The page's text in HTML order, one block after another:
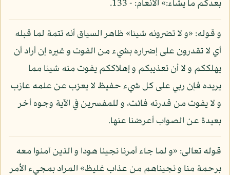
بعدكم ما يشاء:» الأنعام: - 133.
و قوله: «و لا تضرونه شيئا» ظاهر السياق أنه تتمة لما قبله
أي لا تقدرون على إضراره بشيء من الفوت و غيره إن أراد أن
يهلككم و لا أن تعذيبكم و إهلاككم يفوت منه شيئا مما
يريده فإن ربي على كل شيء حفيظ لا يعزب عن علمه عازب
و لا يفوت من قدرته فائت، و للمفسرين في الآية وجوه أخر
بعيدة عن الصواب أعرضنا عنها.
قوله تعالى: «و لما جاء أمرنا نجينا هودا و الذين آمنوا معه
برحمة منا و نجيناهم من عذاب غليظ» المراد بمجيء الأمر